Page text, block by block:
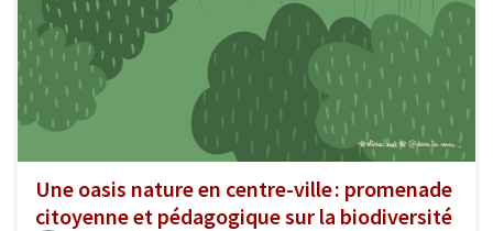
Une oasis nature en centre-ville : promenade
citoyenne et pédagogique sur la biodiversité